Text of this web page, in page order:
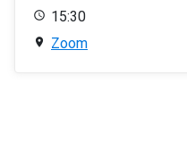
15:30
Zoom